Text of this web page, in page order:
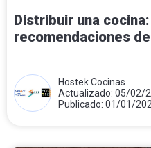
Distribuir una
recomendaciones
Hostek Cocinas
Actualizado: 05/02/
Publicado: 01/01/